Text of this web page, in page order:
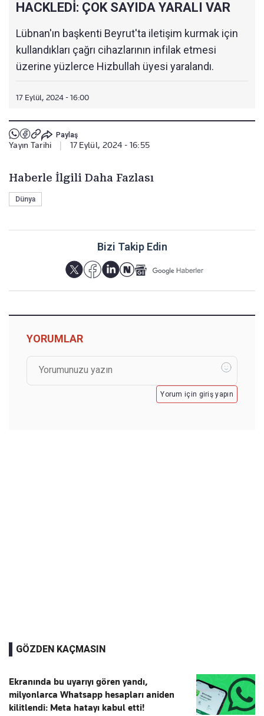
HACKLEDİ: ÇOK SAYIDA YARALI VAR
Lübnan'ın başkenti Beyrut'ta iletişim kurmak için
kullandıkları çağrı cihazlarının infilak etmesi
üzerine yüzlerce Hizbullah üyesi yaralandı.
17 Eylül, 2024 - 16:00
Paylaş
Yayın Tarihi 17 Eylül, 2024 - 16:55
Haberle İlgili Daha Fazlası
Dünya
Bizi Takip Edin
YORUMLAR
Yorum için giriş yapın
GÖZDEN KAÇMASIN
Ekranında bu uyarıyı gören yandı,
milyonlarca Whatsapp hesapları aniden
kilitlendi: Meta hatayı kabul etti!